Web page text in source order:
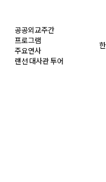
공공외교주간
프로그램
주요연사
랜선 대사관 투어